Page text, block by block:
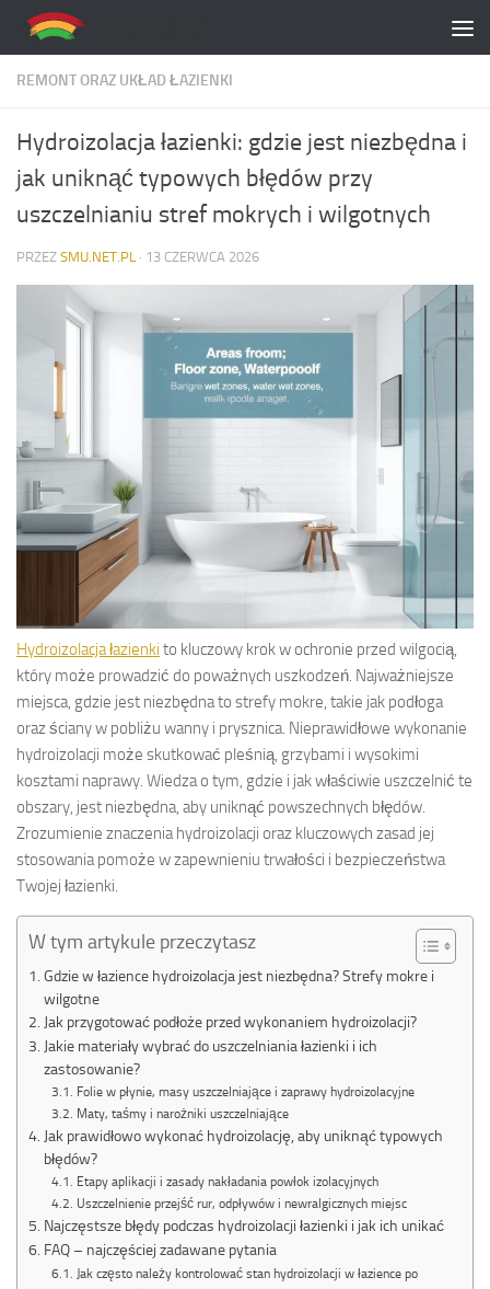
Skip to content
REMONT ORAZ UKŁAD ŁAZIENKI
Hydroizolacja łazienki: gdzie jest niezbędna i
jak uniknąć typowych błędów przy
uszczelnianiu stref mokrych i wilgotnych
PRZEZ SMU.NET.PL · 13 CZERWCA 2026
Hydroizolacja łazienki to kluczowy krok w ochronie przed wilgocią,
który może prowadzić do poważnych uszkodzeń. Najważniejsze
miejsca, gdzie jest niezbędna to strefy mokre, takie jak podłoga
oraz ściany w pobliżu wanny i prysznica. Nieprawidłowe wykonanie
hydroizolacji może skutkować pleśnią, grzybami i wysokimi
kosztami naprawy. Wiedza o tym, gdzie i jak właściwie uszczelnić te
obszary, jest niezbędna, aby uniknąć powszechnych błędów.
Zrozumienie znaczenia hydroizolacji oraz kluczowych zasad jej
stosowania pomoże w zapewnieniu trwałości i bezpieczeństwa
Twojej łazienki.
W tym artykule przeczytasz
Gdzie w łazience hydroizolacja jest niezbędna? Strefy mokre i
wilgotne
Jak przygotować podłoże przed wykonaniem hydroizolacji?
Jakie materiały wybrać do uszczelniania łazienki i ich
zastosowanie?
Folie w płynie, masy uszczelniające i zaprawy hydroizolacyjne
Maty, taśmy i narożniki uszczelniające
Jak prawidłowo wykonać hydroizolację, aby uniknąć typowych
błędów?
Etapy aplikacji i zasady nakładania powłok izolacyjnych
Uszczelnienie przejść rur, odpływów i newralgicznych miejsc
Najczęstsze błędy podczas hydroizolacji łazienki i jak ich unikać
FAQ – najczęściej zadawane pytania
Jak często należy kontrolować stan hydroizolacji w łazience po